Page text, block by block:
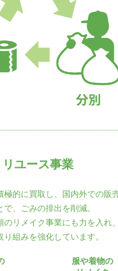
リユース事業
極的に買取し、国内外での販
、ごみの排出を削減。
のリメイク事業にも力を入れ
組みを強化しています。
服や着物の